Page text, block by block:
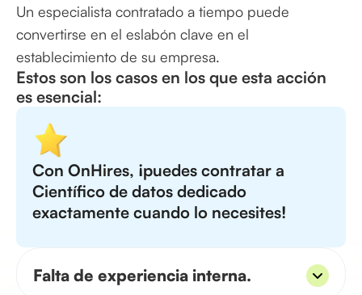
Un especialista contratado a tiempo puede
convertirse en el eslabón clave en el
establecimiento de su empresa.
Estos son los casos en los que esta acción
es esencial:
Con OnHires, ¡puedes contratar a
Científico de datos dedicado
exactamente cuando lo necesites!
Falta de experiencia interna.